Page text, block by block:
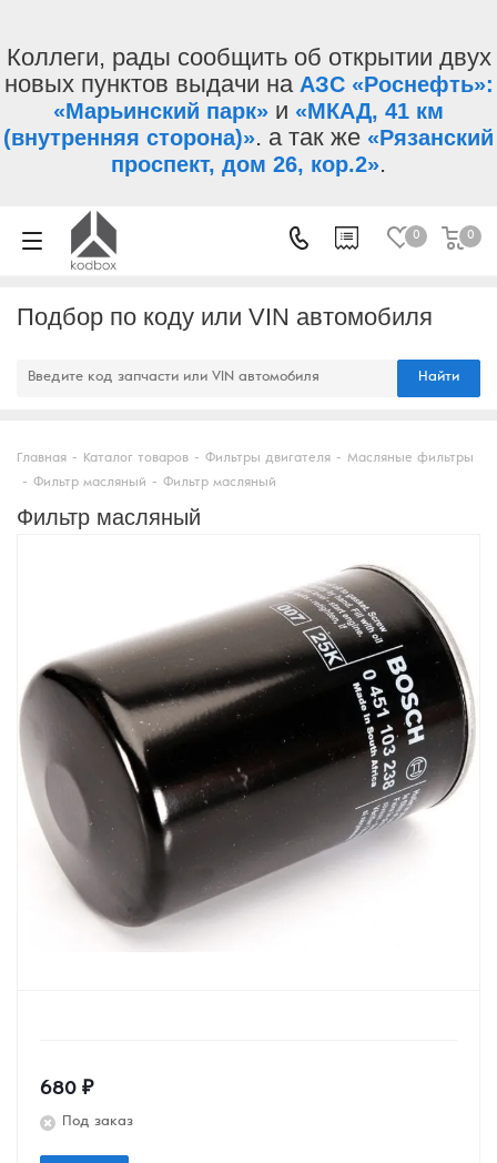
Коллеги, рады сообщить об открытии двух
новых пунктов выдачи на АЗС «Роснефть»:
«Марьинский парк» и «МКАД, 41 км
(внутренняя сторона)». а так же «Рязанский
проспект, дом 26, кор.2».
0 0
Подбор по коду или VIN автомобиля
Найти
Главная - Каталог товаров - Фильтры двигателя - Масляные фильтры
- Фильтр масляный - Фильтр масляный
Фильтр масляный
680 ₽
Под заказ